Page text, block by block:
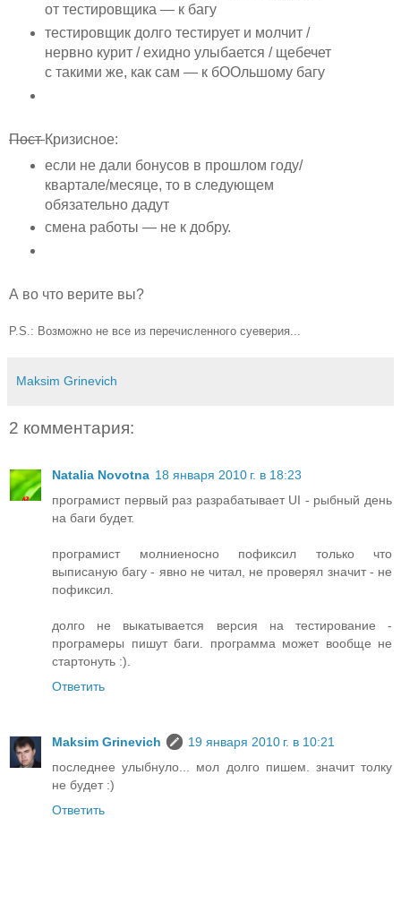
от тестировщика — к багу
тестировщик долго тестирует и молчит /
нервно курит / ехидно улыбается / щебечет
с такими же, как сам — к бООльшому багу
ПостКризисное:
если не дали бонусов в прошлом году/
квартале/месяце, то в следующем
обязательно дадут
смена работы — не к добру.
А во что верите вы?
P.S.: Возможно не все из перечисленного суеверия...
Maksim Grinevich
2 комментария:
Natalia Novotna 18 января 2010 г. в 18:23
програмист первый раз разрабатывает UI - рыбный день
на баги будет.
програмист молниеносно пофиксил только что
выписаную багу - явно не читал, не проверял значит - не
пофиксил.
долго не выкатывается версия на тестирование -
програмеры пишут баги. программа может вообще не
стартонуть :).
Ответить
Maksim Grinevich
19 января 2010 г. в 10:21
последнее улыбнуло... мол долго пишем. значит толку
не будет :)
Ответить